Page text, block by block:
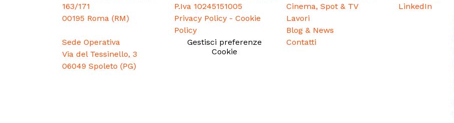
163/171
00195 Roma (RM)
Sede Operativa
Via del Tessinello, 3
06049 Spoleto (PG)
P.Iva 10245151005
Privacy Policy - Cookie
Policy
Gestisci preferenze
Cookie
Cinema, Spot & TV
Lavori
Blog & News
Contatti
LinkedIn